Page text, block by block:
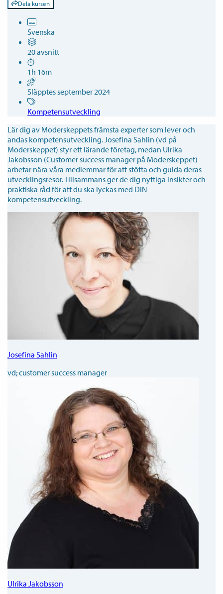
Dela kursen
Svenska
20 avsnitt
1h 16m
Släpptes september 2024
Kompetensutveckling
Lär dig av Moderskeppets främsta experter som lever och
andas kompetensutveckling. Josefina Sahlin (vd på
Moderskeppet) styr ett lärande företag, medan Ulrika
Jakobsson (Customer success manager på Moderskeppet)
arbetar nära våra medlemmar för att stötta och guida deras
utvecklingsresor. Tillsammans ger de dig nyttiga insikter och
praktiska råd för att du ska lyckas med DIN
kompetensutveckling.
Josefina Sahlin
vd; customer success manager
Ulrika Jakobsson